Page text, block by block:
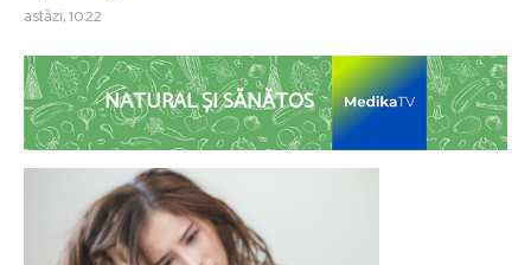
astăzi, 10:22
NATURAL ȘI SĂNĂTOS